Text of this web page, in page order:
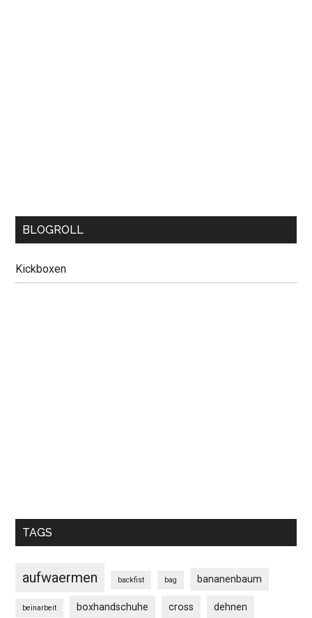
BLOGROLL
Kickboxen
TAGS
aufwaermen backfist bag bananenbaum
beinarbeit boxhandschuhe cross dehnen